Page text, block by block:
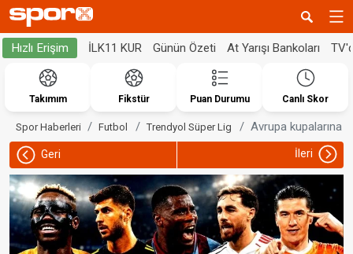
Hızlı Erişim İLK11 KUR Günün Özeti At Yarışı Bankoları
Takımım Fikstür Puan Durumu Canlı Skor
Spor Haberleri Futbol Trendyol Süper Lig Avrupa kupalarına
Geri İleri